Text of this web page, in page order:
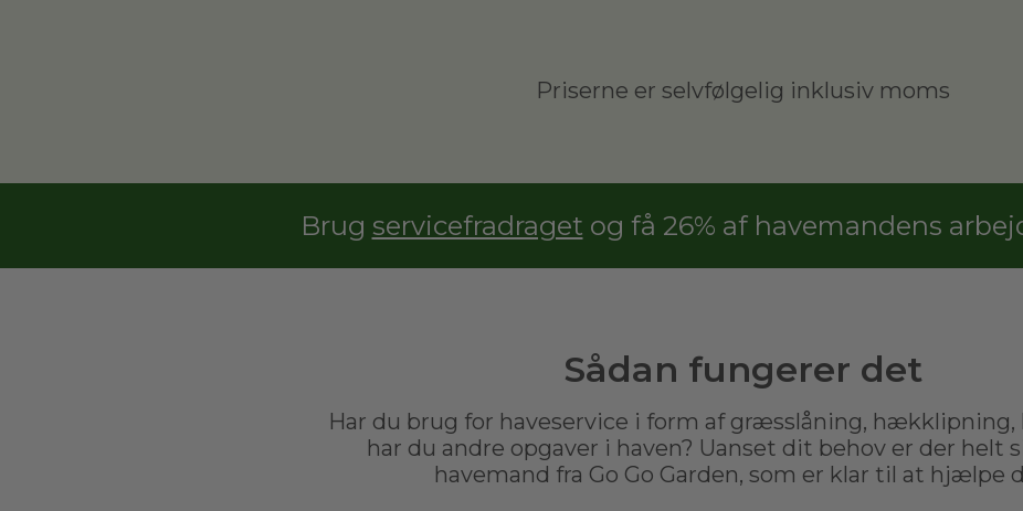
Priserne er selvfølgelig inklusiv moms
Brug servicefradraget og få 26% af havemandens
Sådan fungerer det
Har du brug for haveservice i form af græsslåning, hækklipning,
har du andre opgaver i haven? Uanset dit behov er der helt
havemand fra Go Go Garden, som er klar til at hjælpe